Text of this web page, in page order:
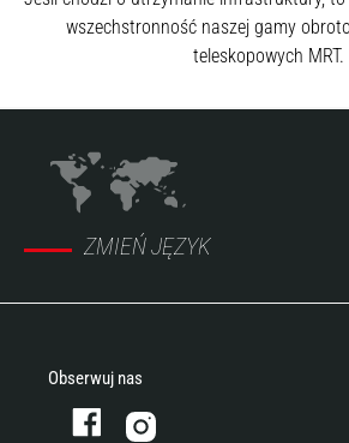
wszechstronność naszej gamy
teleskopowych MRT.
ZMIEŃ JĘZYK
Obserwuj nas